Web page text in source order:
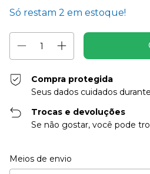
Só restam 2 em estoque!
Compra protegida
Seus dados cuidados
Trocas e devoluções
Se não gostar, você pode
Entregas para o CEP:
Meios de envio